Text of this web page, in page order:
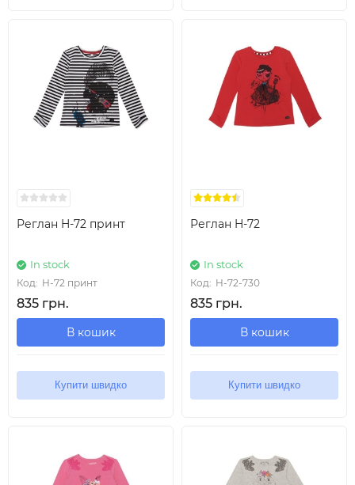
Реглан H-72 принт
In stock
Код: H-72 принт
835 грн.
В кошик
Купити швидко
Реглан H-72
In stock
Код: H-72-730
835 грн.
В кошик
Купити швидко